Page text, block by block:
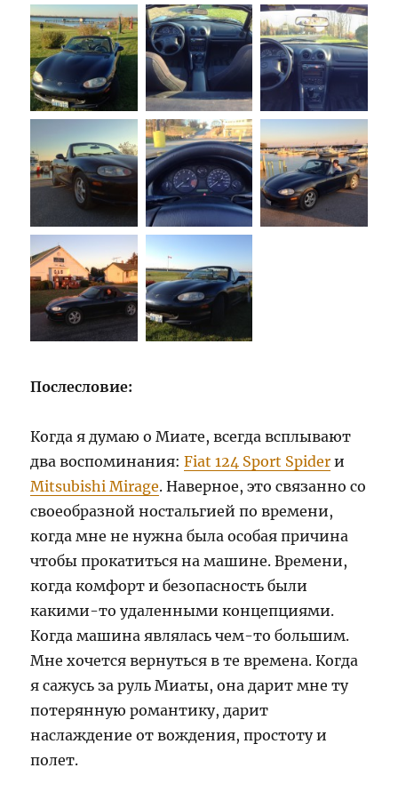
Послесловие:
Когда я думаю о Миате, всегда всплывают
два воспоминания:Fiat 124 Sport Spider и
Mitsubishi Mirage. Наверное, это связанно со
своеобразной ностальгией по времени,
когда мне не нужна была особая причина
чтобы прокатиться на машине. Времени,
когда комфорт и безопасность были
какими-то удаленными концепциями.
Когда машина являлась чем-то большим.
Мне хочется вернуться в те времена. Когда
я сажусь за руль Миаты, она дарит мне ту
потерянную романтику, дарит
наслаждение от вождения, простоту и
полет.